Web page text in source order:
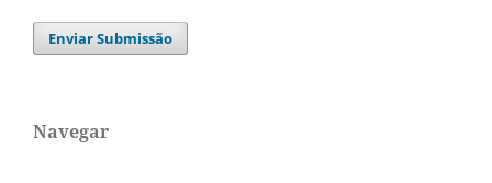
Enviar Submissão
Navegar